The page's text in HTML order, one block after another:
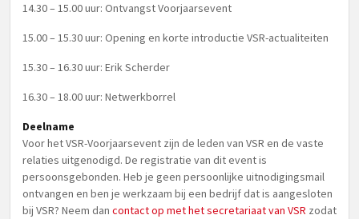
14.30 – 15.00 uur: Ontvangst Voorjaarsevent
15.00 – 15.30 uur: Opening en korte introductie VSR-actualiteiten
15.30 – 16.30 uur: Erik Scherder
16.30 – 18.00 uur: Netwerkborrel
Deelname
Voor het VSR-Voorjaarsevent zijn de leden van VSR en de vaste
relaties uitgenodigd. De registratie van dit event is
persoonsgebonden. Heb je geen persoonlijke uitnodigingsmail
ontvangen en ben je werkzaam bij een bedrijf dat is aangesloten
bij VSR? Neem dan contact op met het secretariaat van VSR zodat